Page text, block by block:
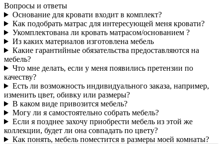
Вопросы и ответы
Основание для кровати входит в комплект?
Как подобрать матрас для интересующей меня кровати?
Укомплектована ли кровать матрасом/основанием ?
Из каких материалов изготовлена мебель
Какие гарантийные обязательства предоставляются на
мебель?
Что мне делать, если у меня появились претензии по
качеству?
Есть ли возможность индивидуального заказа, например,
изменить цвет, обивку или размеры?
В каком виде привозится мебель?
Могу ли я самостоятельно собрать мебель?
Если я позднее захочу приобрести мебель из этой же
коллекции, будет ли она совпадать по цвету?
Как понять, мебель поместится в размеры моей комнаты?